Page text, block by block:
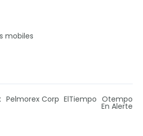
mobiles
Pelmorex Corp ElTiempo Otempo
En Alerte